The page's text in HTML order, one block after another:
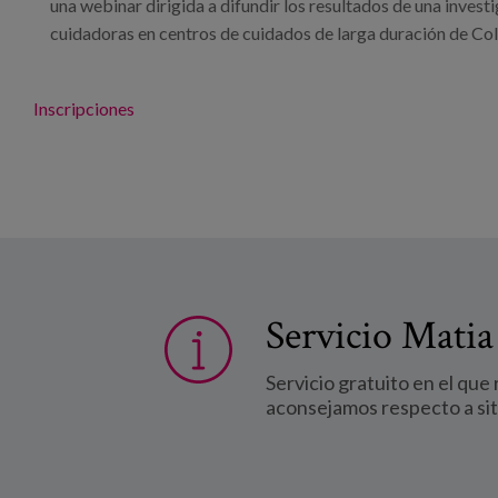
una webinar dirigida a difundir los resultados de una
cuidadoras en centros de cuidados de larga duración de
Inscripciones
Servicio
Servicio gratuito en el que
aconsejamos respecto a